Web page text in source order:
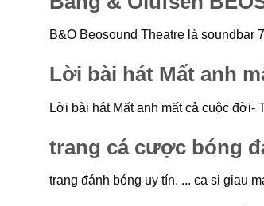
B&O Beosound Theatre là soundbar
Lời bài hát Mất anh
Lời bài hát Mất anh mất cả cuộc
trang cá cược bóng
trang đánh bóng uy tín. ... ca si giau